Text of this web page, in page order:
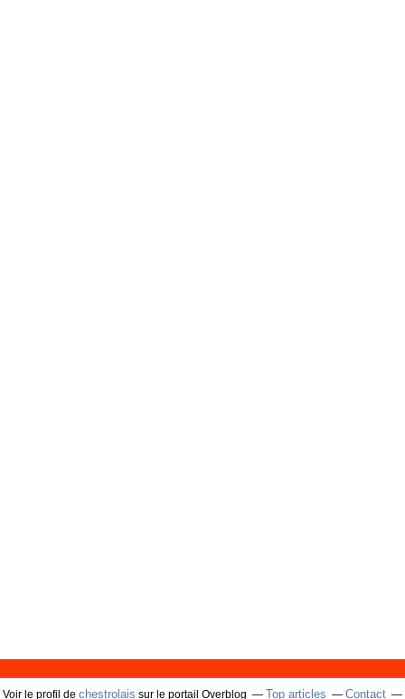
Voir le profil de chestrolais sur le portail Overblog Top articles Contact